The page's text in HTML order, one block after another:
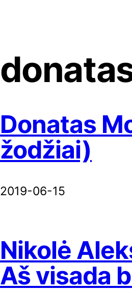
Donatas
žodžiai)
2019-06-15
Nikolė
Aš visada